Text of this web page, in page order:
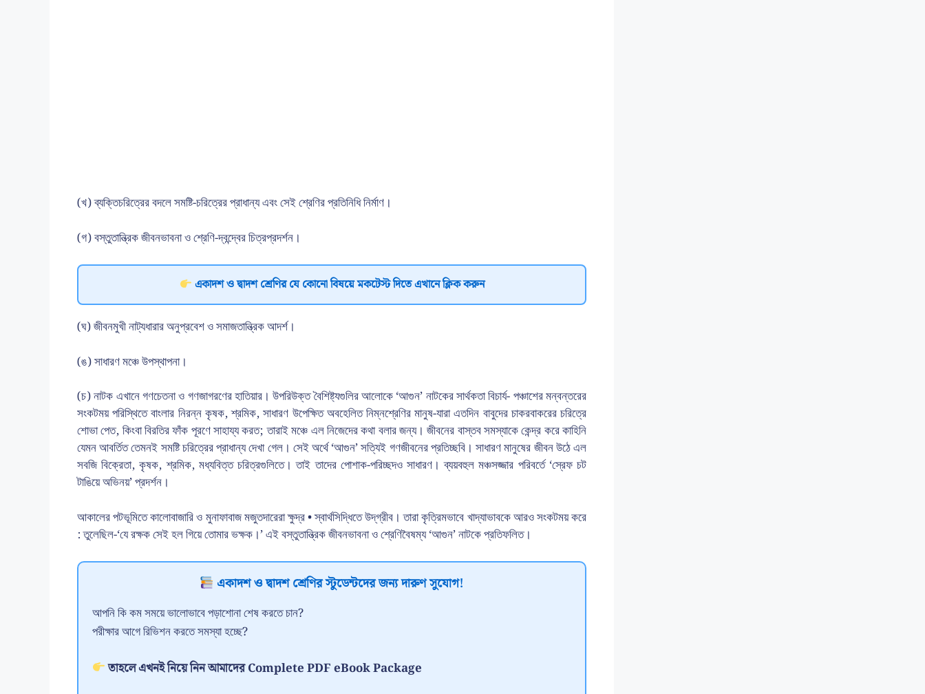
(খ) ব্যক্তিচরিত্রের বদলে সমষ্টি-চরিত্রের প্রাধান্য এবং সেই শ্রেণির প্রতিনিধি নির্মাণ।
(গ) বস্তুতান্ত্রিক জীবনভাবনা ও শ্রেণি-দ্বন্দ্বের চিত্রপ্রদর্শন।
একাদশ ও দ্বাদশ শ্রেণির যে কোনো বিষয়ে মকটেস্ট দিতে এখানে ক্লিক করুন
(ঘ) জীবনমুখী নাট্যধারার অনুপ্রবেশ ও সমাজতান্ত্রিক আদর্শ।
(ঙ) সাধারণ মঞ্চে উপস্থাপনা।
(চ) নাটক এখানে গণচেতনা ও গণজাগরণের হাতিয়ার। উপরিউক্ত বৈশিষ্ট্যগুলির আলোকে ‘আগুন’ নাটকের সার্থকতা বিচার্য- পঞ্চাশের মন্বন্তরের
সংকটময় পরিস্থিতে বাংলার নিরন্ন কৃষক, শ্রমিক, সাধারণ উপেক্ষিত অবহেলিত নিম্নশ্রেণির মানুষ-যারা এতদিন বাবুদের চাকরবাকরের চরিত্রে
শোভা পেত, কিংবা বিরতির ফাঁক পূরণে সাহায্য করত; তারাই মঞ্চে এল নিজেদের কথা বলার জন্য। জীবনের বাস্তব সমস্যাকে কেন্দ্র করে কাহিনি
যেমন আবর্তিত তেমনই সমষ্টি চরিত্রের প্রাধান্য দেখা গেল। সেই অর্থে ‘আগুন’ সত্যিই গণজীবনের প্রতিচ্ছবি। সাধারণ মানুষের জীবন উঠে এল
সবজি বিক্রেতা, কৃষক, শ্রমিক, মধ্যবিত্ত চরিত্রগুলিতে। তাই তাদের পোশাক-পরিচ্ছদও সাধারণ। ব্যয়বহুল মঞ্চসজ্জার পরিবর্তে ‘স্রেফ চট
টাঙিয়ে অভিনয়’ প্রদর্শন।
আকালের পটভূমিতে কালোবাজারি ও মুনাফাবাজ মজুতদারেরা ক্ষুদ্র • স্বার্থসিদ্ধিতে উদ্‌গ্রীব। তারা কৃত্রিমভাবে খাদ্যাভাবকে আরও সংকটময় করে
: তুলেছিল-‘যে রক্ষক সেই হল গিয়ে তোমার ভক্ষক।’ এই বস্তুতান্ত্রিক জীবনভাবনা ও শ্রেণিবৈষম্য ‘আগুন’ নাটকে প্রতিফলিত।
একাদশ ও দ্বাদশ শ্রেণির স্টুডেন্টদের জন্য দারুণ সুযোগ!
আপনি কি কম সময়ে ভালোভাবে পড়াশোনা শেষ করতে চান?
পরীক্ষার আগে রিভিশন করতে সমস্যা হচ্ছে?
তাহলে এখনই নিয়ে নিন আমাদের Complete PDF eBook Package